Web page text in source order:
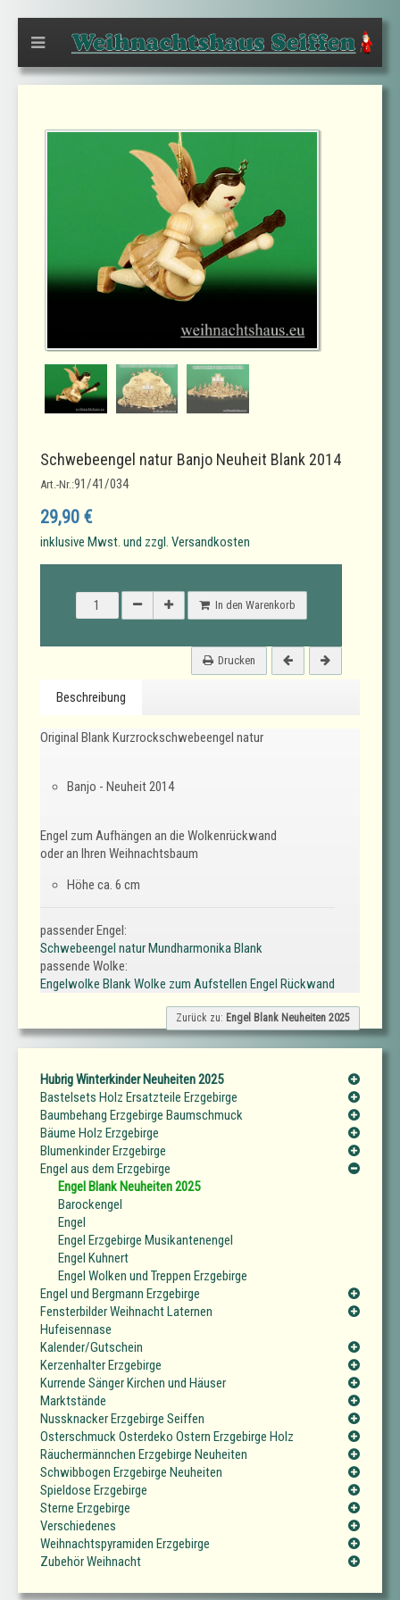
Schwebeengel natur Banjo Neuheit Blank 2014
Art.-Nr.:91/41/034
29,90 €
inklusive Mwst. und zzgl. Versandkosten
In den Warenkorb
Drucken
Beschreibung
Original Blank Kurzrockschwebeengel natur
Banjo - Neuheit 2014
Engel zum Aufhängen an die Wolkenrückwand
oder an Ihren Weihnachtsbaum
Höhe ca. 6 cm
passender Engel:
Schwebeengel natur Mundharmonika Blank
passende Wolke:
Engelwolke Blank Wolke zum Aufstellen Engel Rückwand
Zurück zu: Engel Blank Neuheiten 2025
Hubrig Winterkinder Neuheiten 2025
Bastelsets Holz Ersatzteile Erzgebirge
Baumbehang Erzgebirge Baumschmuck
Bäume Holz Erzgebirge
Blumenkinder Erzgebirge
Engel aus dem Erzgebirge
Engel Blank Neuheiten 2025
Barockengel
Engel
Engel Erzgebirge Musikantenengel
Engel Kuhnert
Engel Wolken und Treppen Erzgebirge
Engel und Bergmann Erzgebirge
Fensterbilder Weihnacht Laternen
Hufeisennase
Kalender/Gutschein
Kerzenhalter Erzgebirge
Kurrende Sänger Kirchen und Häuser
Marktstände
Nussknacker Erzgebirge Seiffen
Osterschmuck Osterdeko Ostern Erzgebirge Holz
Räuchermännchen Erzgebirge Neuheiten
Schwibbogen Erzgebirge Neuheiten
Spieldose Erzgebirge
Sterne Erzgebirge
Verschiedenes
Weihnachtspyramiden Erzgebirge
Zubehör Weihnacht